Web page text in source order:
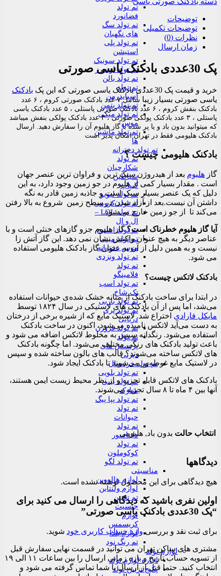
تم تولد
فضانورد
تم تولد سگ
های نگهبان
تم تولد پلی
استیشن
تم تولد سونیک
تم تولد اونجرز
تم تولد بالن
تم تولد
اسپایدرمن
تم تولد بتمن
تم تولد میکی
موس
تم تولد ماشین
ها
تم تولد دخترانه
تم تولد
شکارچیان
شیاطین
کیپاپ
تم تولد لبوبو
تم تولد کرومی
تم تولد LOL –
ال و ال
تم تولد استیچ
تم تولد مینی
موس دخترانه
تم تولد ونزدی
تم تولد
فلامینگو
تم تولد اسب
تک شاخ
تم تولد باربی
تم تولد پری
دریایی
تم تولد فروزن
تم تولد
پرنسس های
دیزنی
تم تولد خردسال
تم تولد بلویی
تم تولد بیبی
شارک
تم تولد پپا پیگ
تم تولد
حیوانات
تم تولد
دایناسور
تم تولد
کوکوملون
تم تولد لگو
مناسبتی
لوازم هالووین
لوازم ولنتاین
تم تعیین
جنسیت
لوازم
کریسمس
لوازم یلدا
تم رنگ نود
لوازم تولد
اجاره لوازم تولد
پکیج تزیین تولد
توضیحات
توضیحات تکمیلی
نظرات (0)
زمان ارسال
پک 30عددی بادکنک یاسی صورتی
خرید و قیمت پک 30عددی بادکنک یاسی صورتی که این پک
بادکنک
یاسی صورتی بسیار زیبا
شامل ۷ عدد بادکنک صورتی کروم ، ۶ عدد
بادکنک بنفش کروم ، ۶ عدد بادکنک صورتی پاستلی ، ۵ عدد بادکنک یاسی
پاستلی ، ۳ عدد بادکنک پولکی صورتی ، ۳ عدد بادکنک پولکی بنفش
میباشد
که میتوانید بدون باد و یا پر شده با گاز هلیوم آن را سفارش دهید. ارسال
بادکنک هلیومی فقط در تهران امکان پذیر است
بادکنک هلیومی چیست ؟
گاز هلیوم بعد از هیدروژن سبک‌ ترین و فراوان‌ ترین عنصر جهان
است . مقدار بسیار کمی از هلیوم در جو زمین وجود دارد، به این
دلیل که یک عنصر بسیار سبک است و جاذبه زمین قادر به نگه
داشتن آن نیست.بعد از آزاد شدن در سطح زمین شروع به بالا رفتن
می‌کند تا از جو زمین خارج می‌شود.
آیا گاز هلیوم خطرناک است؟گاز هلیوم جزو گازهای خنثی است و با
عناصر دیگر به هیچ عنوان واکنش نشان نمی دهد. این گاز آتش زا
نیست و به همین دلیل از آن به عنوان گاز بادکنک هلیومی استفاده
می شود.
بادکنک لاتکس چیست؟
در ابتدا برای ساخت بادکنک از مثانه خشک شده‌ی حیوانات استفاده
می‌شد، اما پس از آن بادکنک های لاستیکی در سال ۱۸۲۴ توسط
مایکل فارادی اختراع شد. لاستیک مایع که از شیره برخی از درختان
به دست می‌آید لاتکس نامیده می‌شود، اکنون در ساخت بادکنک
استفاده می‌شود. رنگدانه سپس به مخلوط لاتکس اضافه می شود و
باعث تولید بادکنک های رنگی مختلف می‌شود. اما چگونه بادکنک
های لاتکس ساخته می‌شوند؟ قالب های بالون ساخته شده و سپس
در لاستیک مایع غوطه‌ور می‌شوند تا بادکنک ایجاد شود.
بادکنک های لاتکس قابل تجزیه و از نظر محیط زیست ایمن هستند،
آنها بین ۴ ماه تا ۸ سال تجزیه می‌شوند.
انتخاب حالت بدون باد, هلیومی
دیدگاهها
هیچ دیدگاهی برای این محصول نوشته نشده است.
اولین نفری باشید که دیدگاهی را ارسال می کنید برای
“پک 30عددی بادکنک یاسی صورتی”
برای ثبت نقد و بررسیوارد حساب کاربری خود شوید.
مشتری های ساکن تهران می توانید در قسمت نهایی سفارش قبل
از تسویه حساب تاریخ و بازه زمانی ارسال را بین ساعات ۱۱ الی ۱۹
انتخاب کنید. حتما قبل از ارسال با شما تماس گرفته می شود و